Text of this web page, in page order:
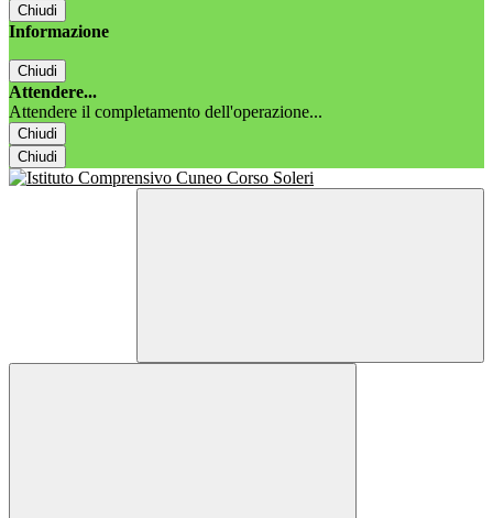
Chiudi
Informazione
Chiudi
Attendere...
Attendere il completamento dell'operazione...
Chiudi
Chiudi